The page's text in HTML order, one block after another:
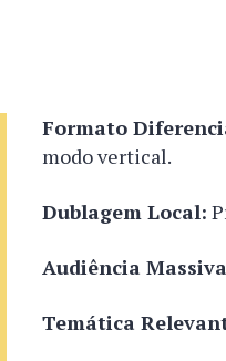
Formato
modo vertical.
Dublagem Local:
Audiência
Temática